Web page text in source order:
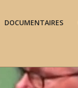
DOCUMENTAIRES